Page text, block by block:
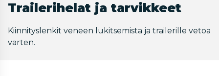
Trailerihelat ja tarvikkeet
Kiinnityslenkit veneen lukitsemista ja trailerille vetoa
varten.